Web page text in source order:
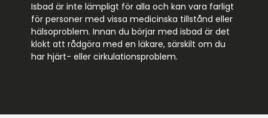
Isbad är inte lämpligt för alla och kan vara farligt
för personer med vissa medicinska tillstånd eller
hälsoproblem. Innan du börjar med isbad är det
klokt att rådgöra med en läkare, särskilt om du
har hjärt- eller cirkulationsproblem.